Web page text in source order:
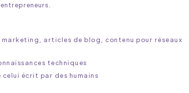
articles de blog, contenu pour réseaux
techniques
celui écrit par des humains